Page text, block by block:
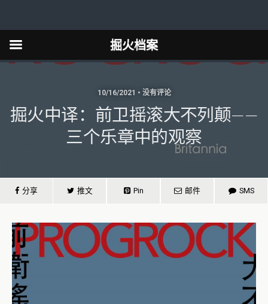
10/16/2021 • 没有评论
掘火中译：前卫摇滚大不列颠——
三个乐章中的观察
分享 推文 Pin 邮件 SMS
掘火档案